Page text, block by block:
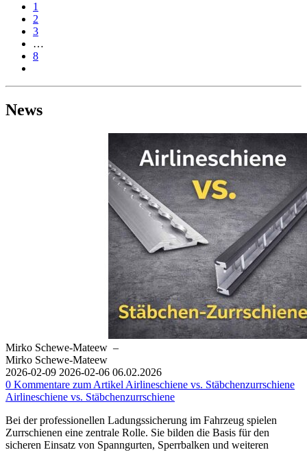
1
2
3
…
8
News
Mirko Schewe-Mateew –
Mirko Schewe-Mateew
2026-02-09 2026-02-06 06.02.2026
0 Kommentare zum Artikel Airlineschiene vs. Stäbchenzurrschiene
Airlineschiene vs. Stäbchenzurrschiene
Bei der professionellen Ladungssicherung im Fahrzeug spielen
Zurrschienen eine zentrale Rolle. Sie bilden die Basis für den
sicheren Einsatz von Spanngurten, Sperrbalken und weiteren